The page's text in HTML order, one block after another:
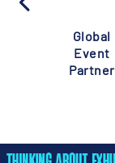
Global
Event
Partner